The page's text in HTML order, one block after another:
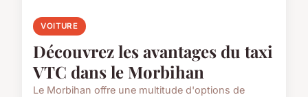
VOITURE
Découvrez les avantages du taxi
VTC dans le Morbihan
Le Morbihan offre une multitude d'options de